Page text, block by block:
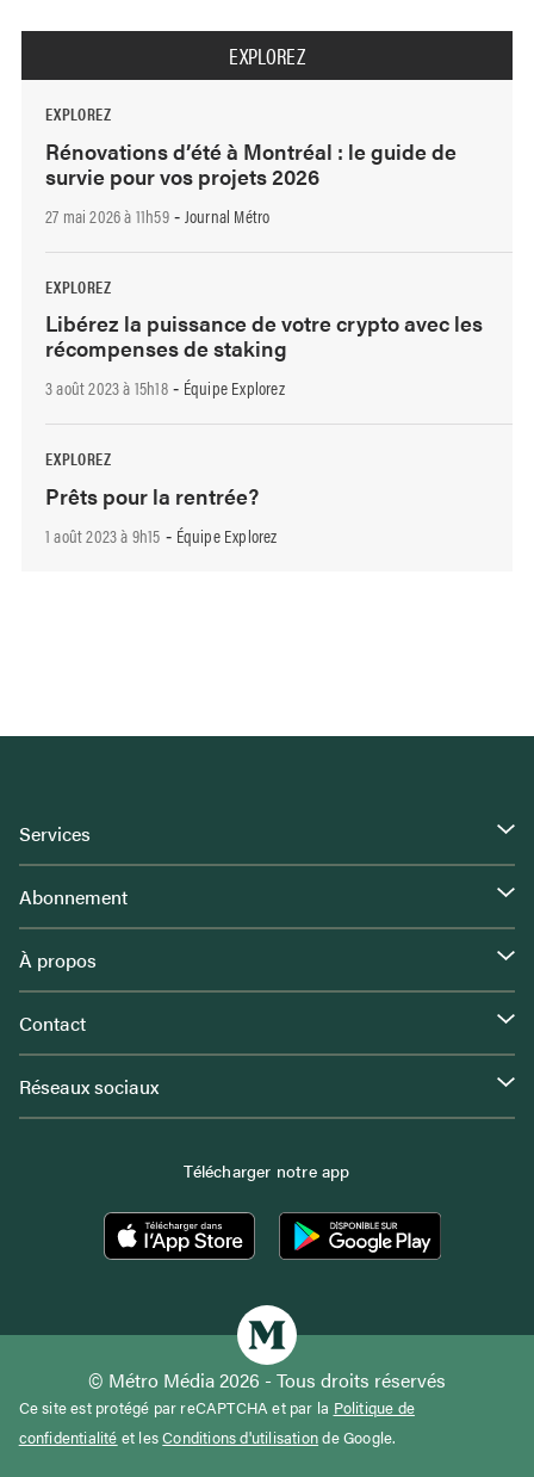
EXPLOREZ
EXPLOREZ
Rénovations d’été à Montréal : le guide de
survie pour vos projets 2026
27 mai 2026 à 11h59- Journal Métro
EXPLOREZ
Libérez la puissance de votre crypto avec les
récompenses de staking
3 août 2023 à 15h18- Équipe Explorez
EXPLOREZ
Prêts pour la rentrée?
1 août 2023 à 9h15 - Équipe Explorez
Services
Abonnement
À propos
Contact
Réseaux sociaux
Télécharger notre app
© Métro Média 2026 - Tous droits réservés
Ce site est protégé par reCAPTCHA et par la Politique de
confidentialité et lesConditions d'utilisationde Google.